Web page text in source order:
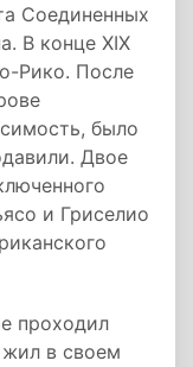
Соединенных
В конце XIX
Рико. После
было
Двое
и Гриселио
проходил
в своем